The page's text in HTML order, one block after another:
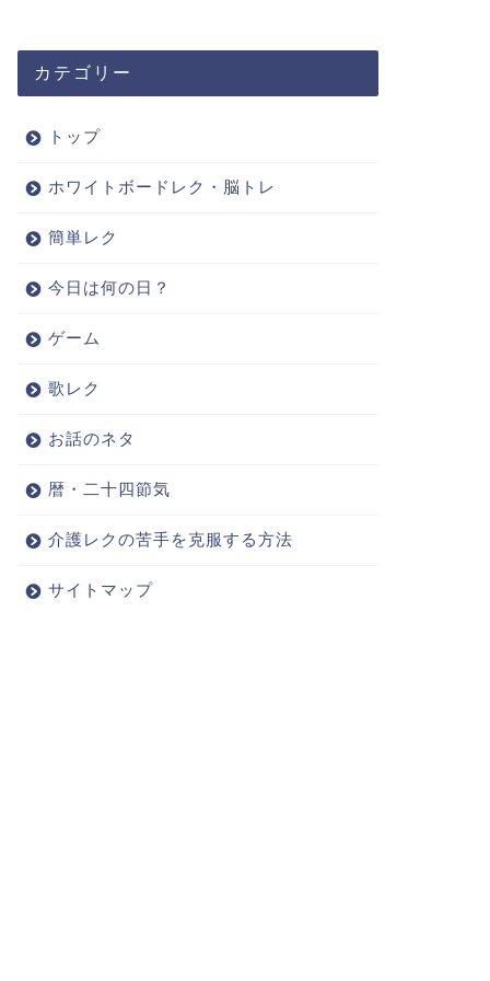
カテゴリー
トップ
ホワイトボードレク・脳トレ
簡単レク
今日は何の日？
ゲーム
歌レク
お話のネタ
暦・二十四節気
介護レクの苦手を克服する方法
サイトマップ